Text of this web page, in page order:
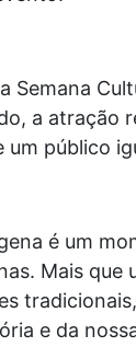
Semana
a
público
é um
Mais
e da